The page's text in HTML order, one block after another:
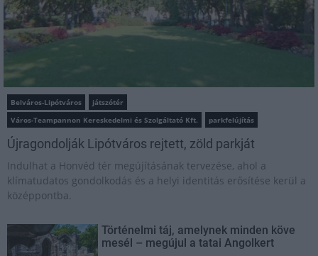
Belváros-Lipótváros
játszótér
Város-Teampannon Kereskedelmi és Szolgáltató Kft.
parkfelújítás
Újragondolják Lipótváros rejtett, zöld parkját
Indulhat a Honvéd tér megújításának tervezése, ahol a
klímatudatos gondolkodás és a helyi identitás erősítése kerül a
középpontba.
Történelmi táj, amelynek minden köve
mesél – megújul a tatai Angolkert